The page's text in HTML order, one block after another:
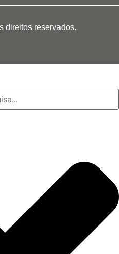
direitos reservados.